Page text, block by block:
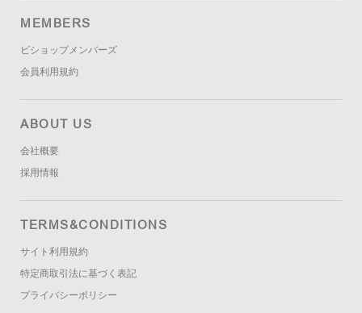
MEMBERS
ビショップメンバーズ
会員利用規約
ABOUT US
会社概要
採用情報
TERMS&CONDITIONS
サイト利用規約
特定商取引法に基づく表記
プライバシーポリシー